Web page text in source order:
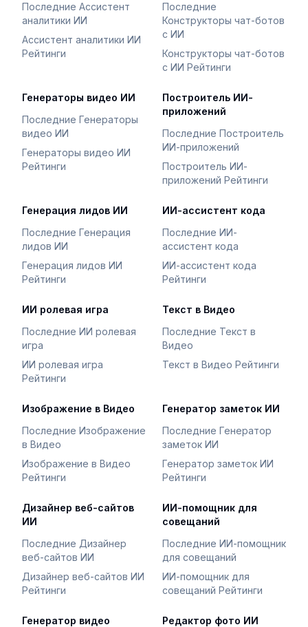
Последние Ассистент
аналитики ИИ
Ассистент аналитики ИИ
Рейтинги
Последние
Конструкторы чат-ботов
с ИИ
Конструкторы чат-ботов
с ИИ Рейтинги
Генераторы видео ИИ
Последние Генераторы
видео ИИ
Генераторы видео ИИ
Рейтинги
Построитель ИИ-
приложений
Последние Построитель
ИИ-приложений
Построитель ИИ-
приложений Рейтинги
Генерация лидов ИИ
Последние Генерация
лидов ИИ
Генерация лидов ИИ
Рейтинги
ИИ-ассистент кода
Последние ИИ-
ассистент кода
ИИ-ассистент кода
Рейтинги
ИИ ролевая игра
Последние ИИ ролевая
игра
ИИ ролевая игра
Рейтинги
Текст в Видео
Последние Текст в
Видео
Текст в Видео Рейтинги
Изображение в Видео
Последние Изображение
в Видео
Изображение в Видео
Рейтинги
Генератор заметок ИИ
Последние Генератор
заметок ИИ
Генератор заметок ИИ
Рейтинги
Дизайнер веб-сайтов
ИИ
Последние Дизайнер
веб-сайтов ИИ
Дизайнер веб-сайтов ИИ
Рейтинги
ИИ-помощник для
совещаний
Последние ИИ-помощник
для совещаний
ИИ-помощник для
совещаний Рейтинги
Генератор видео
Редактор фото ИИ